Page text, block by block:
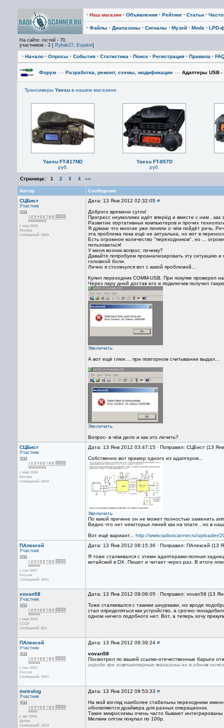
· Наш магазин · Объявления · Рейтинг · Статьи ·
· Файлы · Диапазоны · Сигналы · Музей · Mods · LPD-
На сайте: гостей - 70,
участников - 2 [ Rybak27, Evpator]
· Начало · Опросы · События · Статистика · Поиск · Регистрация · Правила ·
Форум —› Разработка, ремонт, схемы, модификации —› Адаптеры USB -
Трансиверы Yaesu в нашем магазине
Yaesu FT-817ND
руб.
Yaesu FT-857D
руб.
Страница: 1 2 3 4 »»
Автор
Сообщение
СЦБист
Участник
с мар 2006
Москва
Сообщений: 6659
Дата: 13 Янв 2012 02:32:05 #
Доброго времени суток!
Прогресс неумолимо идёт вперёд и вместе с ним ,
Развитие портативных компьютеров и прочих
Я думаю что многие уже поняли о чём пойдёт речь.
эта проблема пока ещё не актуальна, но вот в
Есть огромное количество "переходников", но ...
пользоваться!
У меня возник вопрос: почему?
Давайте попробуем проанализировать эту ситуацию
головной боли.
Лично я столкнулся вот с какой проблемой...
Купил переходник СОММ-USB. При покупке проверил
Через пару дней достав его и подключив получил
Увеличить
А вот ещё глюк ... при повторном считывании выдал...
Увеличить
Вопрос- в чём дело и как это лечить?
СЦБист
Участник
с мар 2006
Москва
Сообщений: 6659
Дата: 13 Янв 2012 03:47:15 · Поправил: СЦБист (13
Собственно вот пример одного из адаптеров...
Увеличить
По какой причине он не может полностью заменить
Видно что нет некоторых линий как на плате , но в
Вот ещё вариант... http://www.radioscanner.ru/uploader/
ПАлексей
Участник
с сен 2007
Россия
Сообщений: 3991
Дата: 13 Янв 2012 08:15:36 · Поправил: ПАлексей (13
Я тоже сталкивался с этими адаптерами-полная
китайский в DX. Пишет и читает через раз. В итоге
vovan58
Участник
с июл 2004
СССР
Сообщений: 851
Дата: 13 Янв 2012 09:08:05 · Поправил: vovan58 (13
Тоже сталкивался с такими шнурками, но вроде
стал определяться как устройство, а срочно
одном ничего подобного нет. Вот, а теперь хочу
ПАлексей
Участник
с сен 2007
Россия
Сообщений: 3991
Дата: 13 Янв 2012 09:39:24 #
vovan58
Посмотрел по вашей ссылке-отечественные барыги
городе все компьютерные магазины ни в одном
metrolog
Участник
с авг 2006
Дубна
Сообщений: 1614
Дата: 13 Янв 2012 09:53:33 #
На мой взгляд наиболее стабильны переходники
обновляются драйвера для разных операционок.
Такие микросхемы очень часто бывают интегрированы
Мелким оптом покупал по 100р.